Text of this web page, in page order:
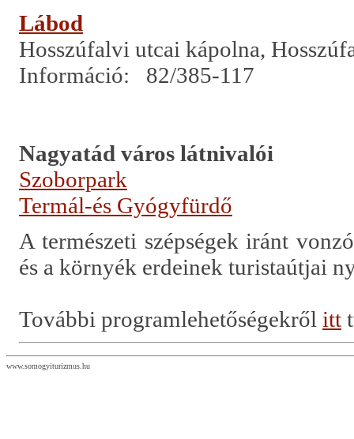
Lábod
Hosszúfalvi utcai kápolna,
Információ:
82/385-117
Nagyatád város látnivalói
Szoborpark
Termál-és Gyógyfürdő
A természeti szépségek iránt
és a környék erdeinek turistaútjai
További programlehetőségekről itt
www.somogyiturizmus.hu